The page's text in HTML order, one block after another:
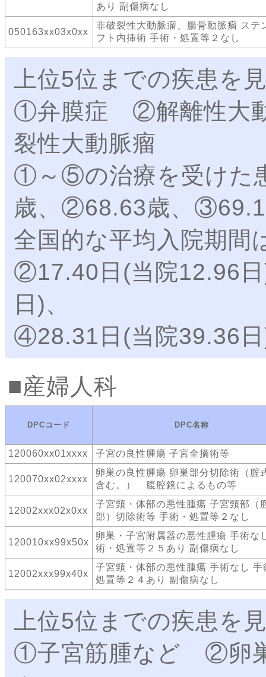
あり 副傷病なし
050163xx03x0xx
非破裂性大動脈瘤、腸骨動脈瘤 ステ
フト内挿術 手術・処置等２なし
上位5位までの疾患を
①弁膜症 ②解離性
裂性大動脈瘤
①～⑤の治療を受けた
歳、②68.63歳、
全国的な平均入院期
②17.40日(当院12.96
日)、
④28.31日(当院39.36
産婦人科
DPCコード DPC名称
120060xx01xxxx 子宮の良性腫瘍 子宮全摘術等
120070xx02xxxx
卵巣の良性腫瘍 卵巣部分切除術（腟
含む。） 腹腔鏡によるもの等
12002xxx02x0xx
子宮頸・体部の悪性腫瘍 子宮頸部（
部）切除術等 手術・処置等２なし
120010xx99x50x
卵巣・子宮附属器の悪性腫瘍 手術な
術・処置等２５あり 副傷病なし
12002xxx99x40x
子宮頸・体部の悪性腫瘍 手術なし 手
処置等２４あり 副傷病なし
上位5位までの疾患を
①子宮筋腫など ②卵